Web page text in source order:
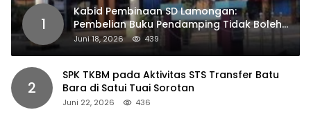
1
Kabid Pembinaan SD Lamongan:
Pembelian Buku Pendamping Tidak Boleh
Dipaksakan
Juni 18, 2026 439
2
SPK TKBM pada Aktivitas STS Transfer Batu
Bara di Satui Tuai Sorotan
Juni 22, 2026 436